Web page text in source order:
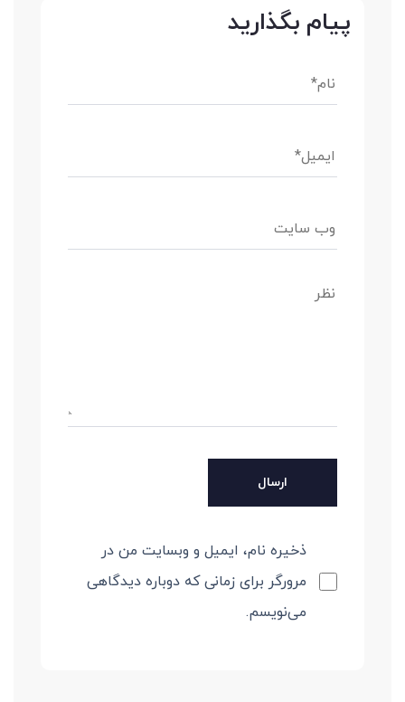
پیام بگذارید
ذخیره نام، ایمیل و وبسایت من در
مرورگر برای زمانی که دوباره دیدگاهی
می‌نویسم.